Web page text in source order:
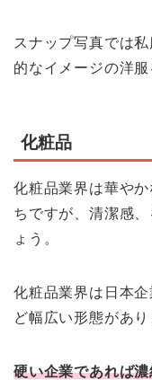
スナップ写真では
的なイメージの洋
化粧品
化粧品業界は華や
ちですが、清潔感
ょう。
化粧品業界は日本
ど幅広い形態があり
硬い企業であれば